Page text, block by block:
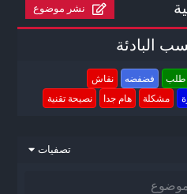
نشر موضوع
البادئة
طلب فضفضه
نقاش
مشكلة هام جدا نصيحة تقنية
تصفيات